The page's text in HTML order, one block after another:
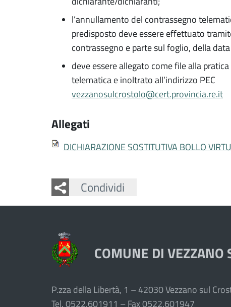
l’annullamento del contrassegno
predisposto deve essere effettuato
contrassegno e parte sul foglio, della
deve essere allegato come file alla
telematica e inoltrato all’indirizzo PEC
vezzanosulcrostolo@cert.provincia.re.it
Allegati
DICHIARAZIONE SOSTITUTIVA BOLLO
Condividi
Facebook
Twitter
Whatsapp
COMUNE DI VEZZANO
P.zza della Libertà, 1 – 42030 Vezzano sul
Tel. 0522.601911 – Fax 0522.601947